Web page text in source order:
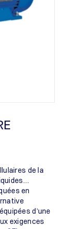
de la
en
d’une
exigences